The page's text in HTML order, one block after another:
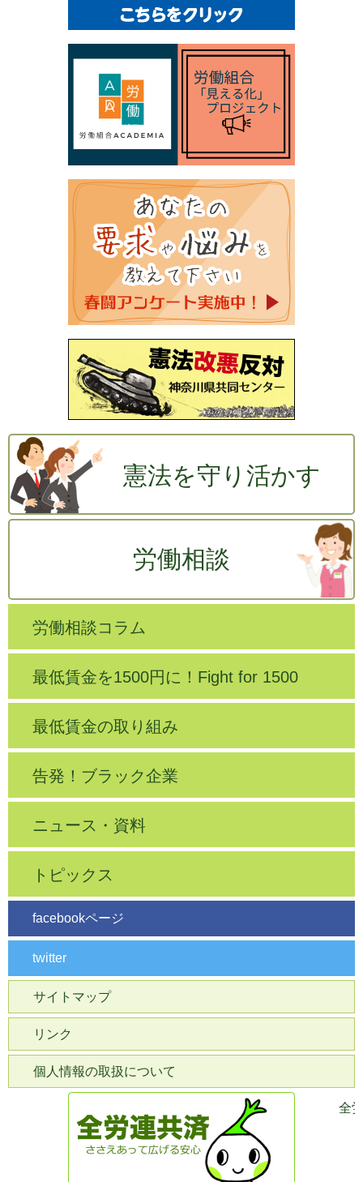
憲法を守り活かす
労働相談
労働相談コラム
最低賃金を1500円に！Fight for 1500
最低賃金の取り組み
告発！ブラック企業
ニュース・資料
トピックス
facebookページ
twitter
サイトマップ
リンク
個人情報の取扱について
全